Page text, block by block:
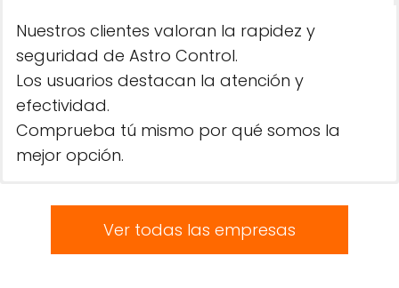
Nuestros clientes valoran la rapidez y
seguridad de Astro Control.
Los usuarios destacan la atención y
efectividad.
Comprueba tú mismo por qué somos la
mejor opción.
Ver todas las empresas